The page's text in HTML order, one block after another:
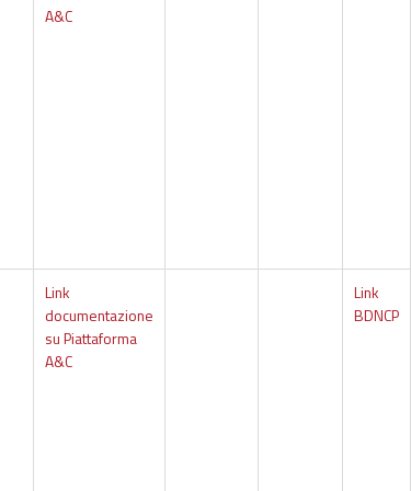
A&C
Link
documentazione
su Piattaforma
A&C
Link
BDNCP